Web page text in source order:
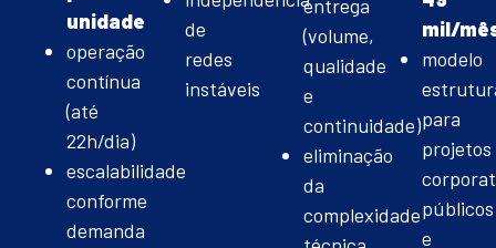
unidade
operação
contínua
(até
22h/dia)
escalabilidade
conforme
demanda
de
redes
instáveis
entrega
(volume,
qualidade
e
continuidade)
eliminação
da
complexidade
mil/
modelo
para
projetos
públicos
e